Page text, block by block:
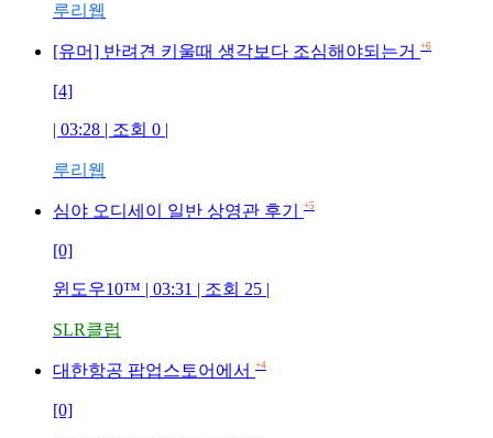
루리웹
[유머] 반려견 키울때 생각보다 조심해야되는거 +6
[4]
| 03:28 | 조회 0 |
루리웹
심야 오디세이 일반 상영관 후기 +5
[0]
윈도우10™ | 03:31 | 조회 25 |
SLR클럽
대한항공 팝업스토어에서 +4
[0]